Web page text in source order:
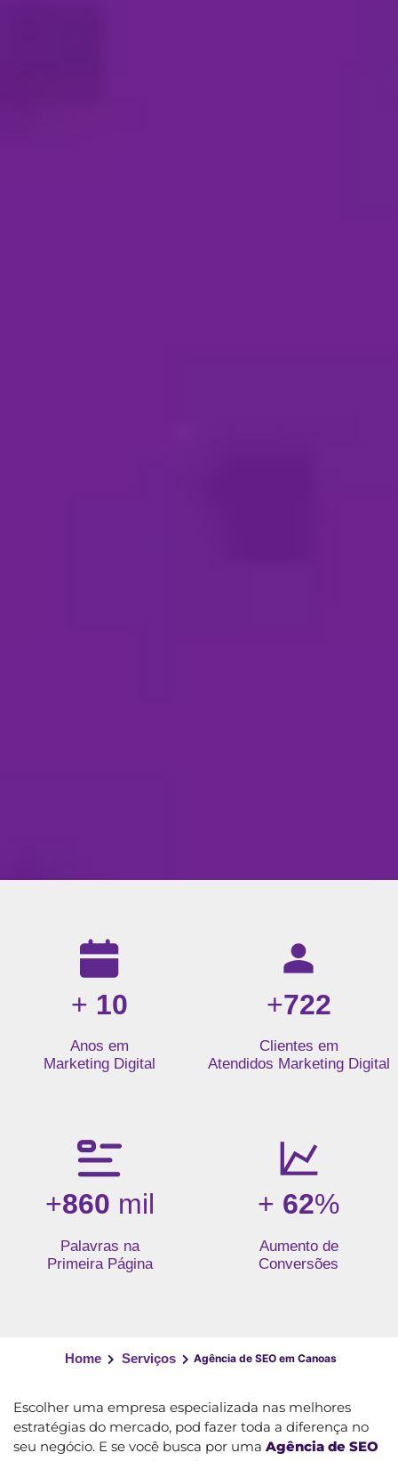
Resultados da nossa agência de marketing digital: mais
+ 10
Anos em
Marketing Digital
+722
Clientes em
Atendidos Marketing Digital
+860 mil
Palavras na
Primeira Página
+ 62%
Aumento de
Conversões
Home Serviços Agência de SEO em Canoas
Escolher uma empresa especializada nas melhores
estratégias do mercado, pod fazer toda a diferença no
seu negócio. E se você busca por uma Agência de SEO